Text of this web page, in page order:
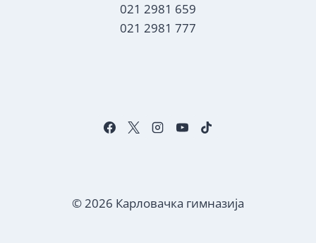
021 2981 659
021 2981 777
© 2026 Карловачка гимназија